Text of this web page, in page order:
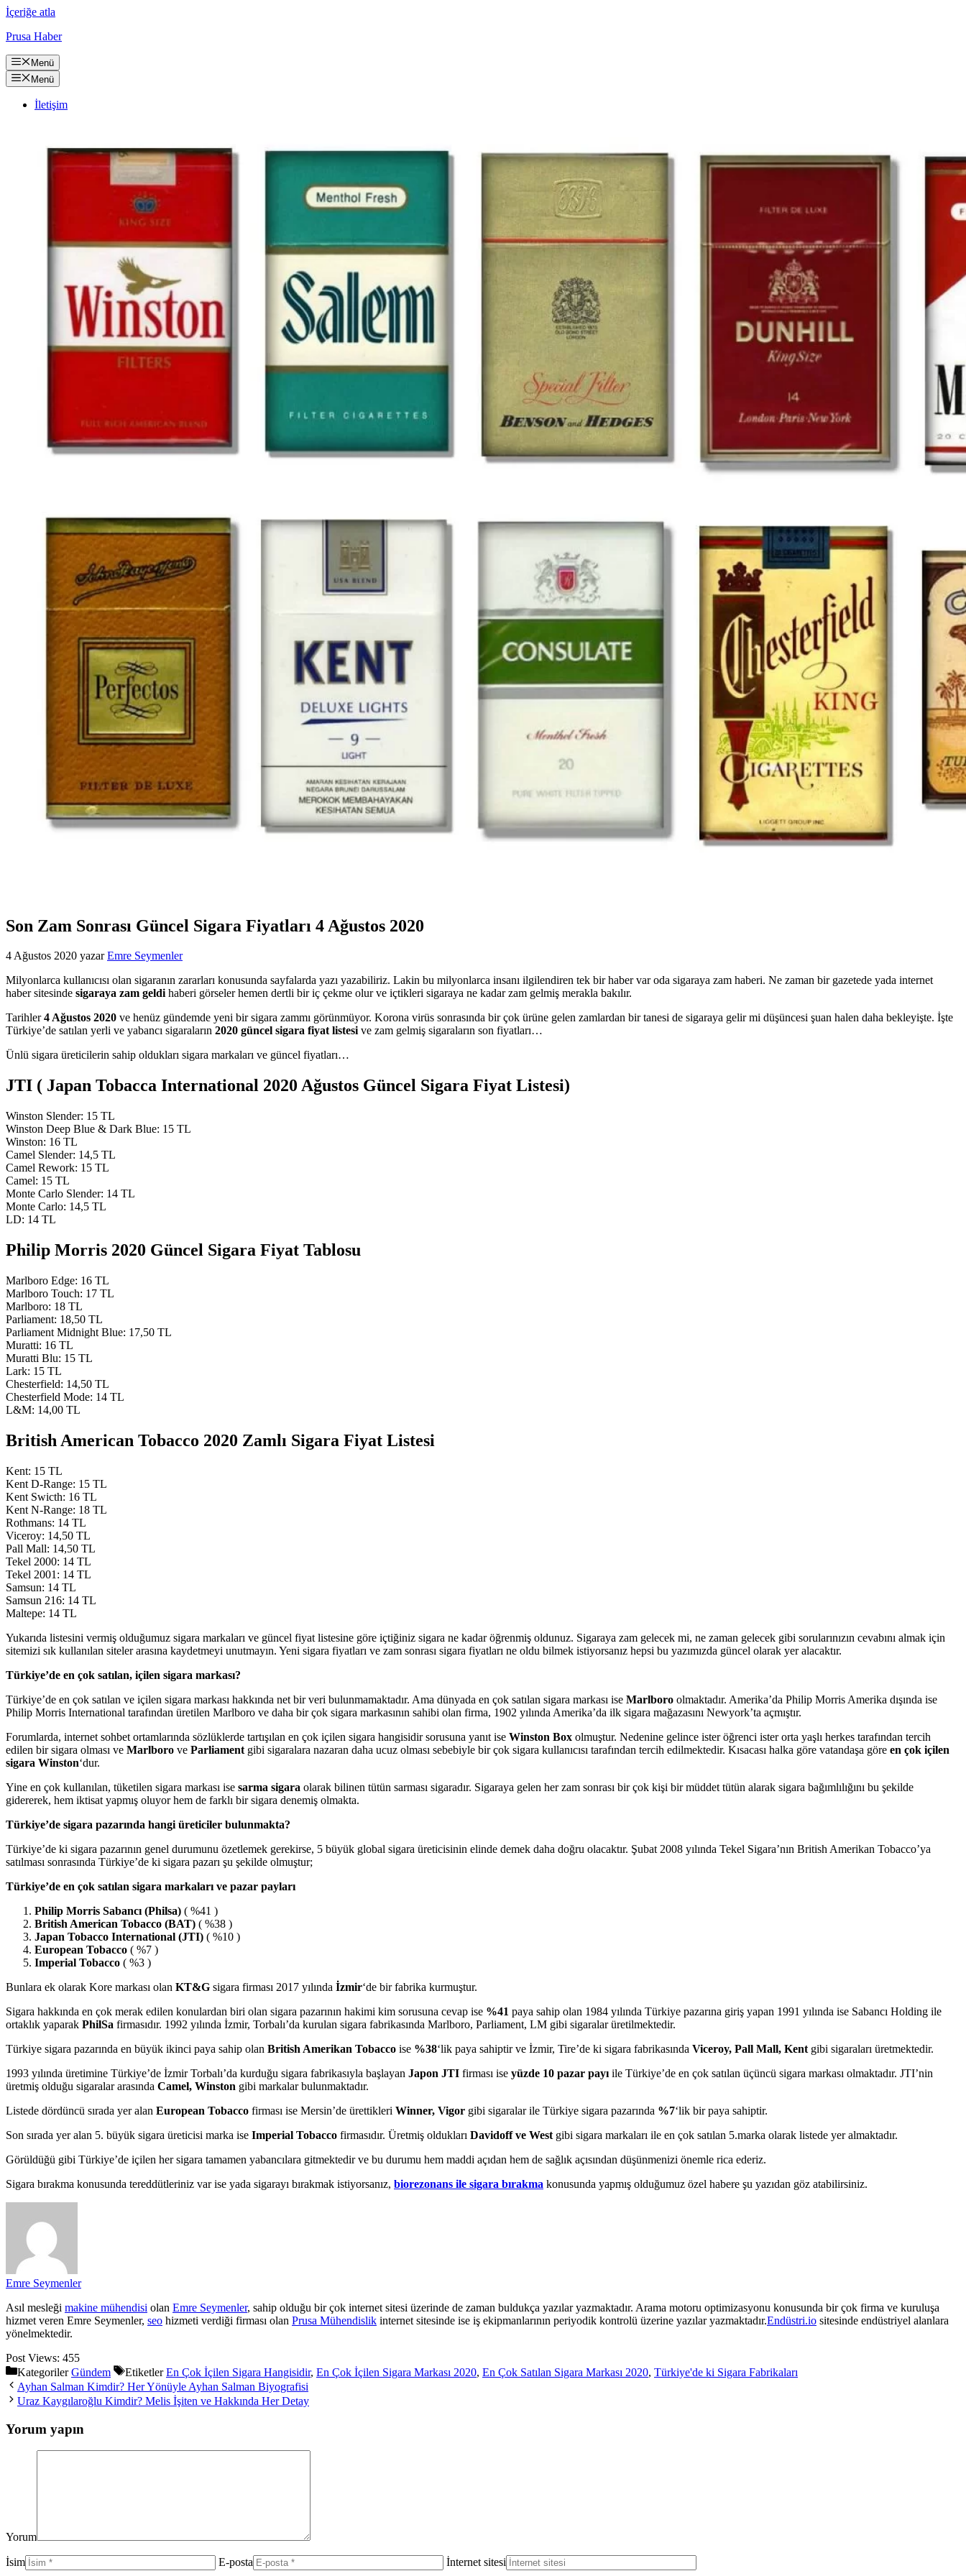
İçeriğe atla
Prusa Haber
Menü
Menü
İletişim
Son Zam Sonrası Güncel Sigara Fiyatları 4 Ağustos 2020
4 Ağustos 2020 yazarEmre Seymenler
Milyonlarca kullanıcısı olan sigaranın zararları konusunda sayfalarda yazı yazabiliriz. Lakin bu milyonlarca insanı ilgilendiren tek bir haber var oda sigaraya zam haberi. Ne zaman bir gazetede yada internet
haber sitesinde sigaraya zam geldihaberi görseler hemen dertli bir iç çekme olur ve içtikleri sigaraya ne kadar zam gelmiş merakla bakılır.
Tarihler4 Ağustos 2020 ve henüz gündemde yeni bir sigara zammı görünmüyor. Korona virüs sonrasında bir çok ürüne gelen zamlardan bir tanesi de sigaraya gelir mi düşüncesi şuan halen daha bekleyişte. İşte
Türkiye’de satılan yerli ve yabancı sigaraların 2020 güncel sigara fiyat listesive zam gelmiş sigaraların son fiyatları…
Ünlü sigara üreticilerin sahip oldukları sigara markaları ve güncel fiyatları…
JTI ( Japan Tobacca International 2020 Ağustos Güncel Sigara Fiyat Listesi)
Winston Slender: 15 TL
Winston Deep Blue & Dark Blue: 15 TL
Winston: 16 TL
Camel Slender: 14,5 TL
Camel Rework: 15 TL
Camel: 15 TL
Monte Carlo Slender: 14 TL
Monte Carlo: 14,5 TL
LD: 14 TL
Philip Morris 2020 Güncel Sigara Fiyat Tablosu
Marlboro Edge: 16 TL
Marlboro Touch: 17 TL
Marlboro: 18 TL
Parliament: 18,50 TL
Parliament Midnight Blue: 17,50 TL
Muratti: 16 TL
Muratti Blu: 15 TL
Lark: 15 TL
Chesterfield: 14,50 TL
Chesterfield Mode: 14 TL
L&M: 14,00 TL
British American Tobacco 2020 Zamlı Sigara Fiyat Listesi
Kent: 15 TL
Kent D-Range: 15 TL
Kent Swicth: 16 TL
Kent N-Range: 18 TL
Rothmans: 14 TL
Viceroy: 14,50 TL
Pall Mall: 14,50 TL
Tekel 2000: 14 TL
Tekel 2001: 14 TL
Samsun: 14 TL
Samsun 216: 14 TL
Maltepe: 14 TL
Yukarıda listesini vermiş olduğumuz sigara markaları ve güncel fiyat listesine göre içtiğiniz sigara ne kadar öğrenmiş oldunuz. Sigaraya zam gelecek mi, ne zaman gelecek gibi sorularınızın cevabını almak için
sitemizi sık kullanılan siteler arasına kaydetmeyi unutmayın. Yeni sigara fiyatları ve zam sonrası sigara fiyatları ne oldu bilmek istiyorsanız hepsi bu yazımızda güncel olarak yer alacaktır.
Türkiye’de en çok satılan, içilen sigara markası?
Türkiye’de en çok satılan ve içilen sigara markası hakkında net bir veri bulunmamaktadır. Ama dünyada en çok satılan sigara markası ise Marlboro olmaktadır. Amerika’da Philip Morris Amerika dışında ise
Philip Morris International tarafından üretilen Marlboro ve daha bir çok sigara markasının sahibi olan firma, 1902 yılında Amerika’da ilk sigara mağazasını Newyork’ta açmıştır.
Forumlarda, internet sohbet ortamlarında sözlüklerde tartışılan en çok içilen sigara hangisidir sorusuna yanıt ise Winston Box olmuştur. Nedenine gelince ister öğrenci ister orta yaşlı herkes tarafından tercih
edilen bir sigara olması ve Marlboro ve Parliament gibi sigaralara nazaran daha ucuz olması sebebiyle bir çok sigara kullanıcısı tarafından tercih edilmektedir. Kısacası halka göre vatandaşa göre en çok içilen
sigara Winston‘dur.
Yine en çok kullanılan, tüketilen sigara markası ise sarma sigara olarak bilinen tütün sarması sigaradır. Sigaraya gelen her zam sonrası bir çok kişi bir müddet tütün alarak sigara bağımlılığını bu şekilde
gidererek, hem iktisat yapmış oluyor hem de farklı bir sigara denemiş olmakta.
Türkiye’de sigara pazarında hangi üreticiler bulunmakta?
Türkiye’de ki sigara pazarının genel durumunu özetlemek gerekirse, 5 büyük global sigara üreticisinin elinde demek daha doğru olacaktır. Şubat 2008 yılında Tekel Sigara’nın British Amerikan Tobacco’ya
satılması sonrasında Türkiye’de ki sigara pazarı şu şekilde olmuştur;
Türkiye’de en çok satılan sigara markaları ve pazar payları
Philip Morris Sabancı (Philsa) ( %41 )
British American Tobacco (BAT) ( %38 )
Japan Tobacco International (JTI) ( %10 )
European Tobacco ( %7 )
Imperial Tobacco ( %3 )
Bunlara ek olarak Kore markası olan KT&G sigara firması 2017 yılında İzmir‘de bir fabrika kurmuştur.
Sigara hakkında en çok merak edilen konulardan biri olan sigara pazarının hakimi kim sorusuna cevap ise %41 paya sahip olan 1984 yılında Türkiye pazarına giriş yapan 1991 yılında ise Sabancı Holding ile
ortaklık yaparak PhilSa firmasıdır. 1992 yılında İzmir, Torbalı’da kurulan sigara fabrikasında Marlboro, Parliament, LM gibi sigaralar üretilmektedir.
Türkiye sigara pazarında en büyük ikinci paya sahip olan British Amerikan Tobacco ise %38‘lik paya sahiptir ve İzmir, Tire’de ki sigara fabrikasında Viceroy, Pall Mall, Kent gibi sigaraları üretmektedir.
1993 yılında üretimine Türkiye’de İzmir Torbalı’da kurduğu sigara fabrikasıyla başlayan Japon JTI firması ise yüzde 10 pazar payı ile Türkiye’de en çok satılan üçüncü sigara markası olmaktadır. JTI’nin
üretmiş olduğu sigaralar arasında Camel, Winston gibi markalar bulunmaktadır.
Listede dördüncü sırada yer alan European Tobacco firması ise Mersin’de ürettikleri Winner, Vigor gibi sigaralar ile Türkiye sigara pazarında %7‘lik bir paya sahiptir.
Son sırada yer alan 5. büyük sigara üreticisi marka ise Imperial Tobacco firmasıdır. Üretmiş oldukları Davidoff ve West gibi sigara markaları ile en çok satılan 5.marka olarak listede yer almaktadır.
Görüldüğü gibi Türkiye’de içilen her sigara tamamen yabancılara gitmektedir ve bu durumu hem maddi açıdan hem de sağlık açısından düşünmenizi önemle rica ederiz.
Sigara bırakma konusunda tereddütleriniz var ise yada sigarayı bırakmak istiyorsanız, biorezonans ile sigara bırakma konusunda yapmış olduğumuz özel habere şu yazıdan göz atabilirsiniz.
Emre Seymenler
Asıl mesleği makine mühendisi olan Emre Seymenler, sahip olduğu bir çok internet sitesi üzerinde de zaman buldukça yazılar yazmaktadır. Arama motoru optimizasyonu konusunda bir çok firma ve kuruluşa
hizmet veren Emre Seymenler, seo hizmeti verdiği firması olan Prusa Mühendislik internet sitesinde ise iş ekipmanlarının periyodik kontrolü üzerine yazılar yazmaktadır.Endüstri.io sitesinde endüstriyel alanlara
yönelmektedir.
Post Views: 455
KategorilerGündem EtiketlerEn Çok İçilen Sigara Hangisidir, En Çok İçilen Sigara Markası 2020, En Çok Satılan Sigara Markası 2020, Türkiye'de ki Sigara Fabrikaları
Ayhan Salman Kimdir? Her Yönüyle Ayhan Salman Biyografisi
Uraz Kaygılaroğlu Kimdir? Melis İşiten ve Hakkında Her Detay
Yorum yapın
Yorum
İsim E-posta İnternet sitesi